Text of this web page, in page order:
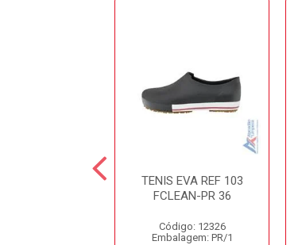
TENIS EVA REF 103
FCLEAN-PR 36
Código: 12326
Embalagem: PR/1